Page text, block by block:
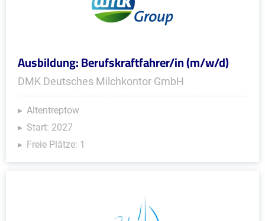
Ausbildung: Berufskraftfahrer/in (m/w/d)
DMK Deutsches Milchkontor GmbH
Altentreptow
Start: 2027
Freie Plätze: 1